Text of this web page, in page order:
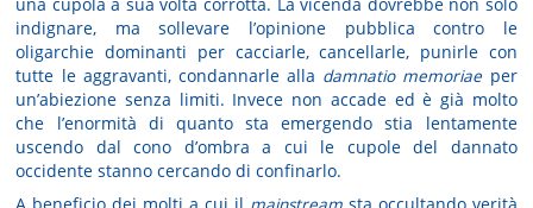
indignare, ma sollevare l’opinione pubblica contro le
oligarchie dominanti per cacciarle, cancellarle, punirle con
tutte le aggravanti, condannarle alla damnatio memoriae per
un’abiezione senza limiti. Invece non accade ed è già molto
che l’enormità di quanto sta emergendo stia lentamente
uscendo dal cono d’ombra a cui le cupole del dannato
occidente stanno cercando di confinarlo.